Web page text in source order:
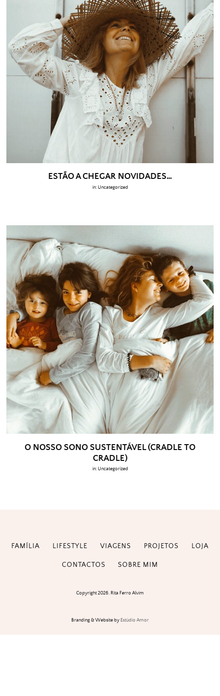
ESTÃO A CHEGAR NOVIDADES…
in: Uncategorized
O NOSSO SONO SUSTENTÁVEL (CRADLE TO
CRADLE)
in: Uncategorized
FAMÍLIA LIFESTYLE VIAGENS PROJETOS LOJA
CONTACTOS SOBRE MIM
Copyright 2026. Rita Ferro Alvim
Branding & Website by Estúdio Amor